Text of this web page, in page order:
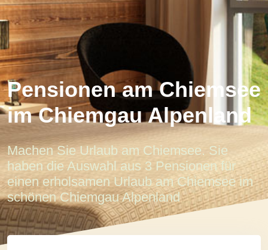
Pensionen am Chiemsee
im Chiemgau Alpenland
Machen Sie Urlaub am Chiemsee. Sie
haben die Auswahl aus 3 Pensionen für
einen erholsamen Urlaub am Chiemsee im
schönen Chiemgau Alpenland